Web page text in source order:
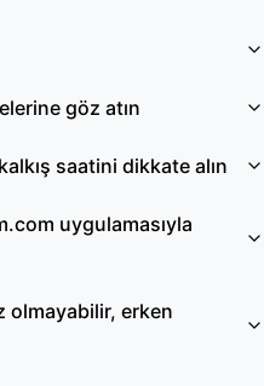
göz atın
saatini dikkate alın
uygulamasıyla
olmayabilir, erken